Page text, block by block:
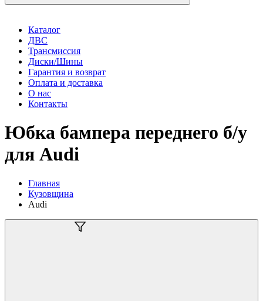
Каталог
ДВС
Трансмиссия
Диски/Шины
Гарантия и возврат
Оплата и доставка
О нас
Контакты
Юбка бампера переднего б/у
для Audi
Главная
Кузовщина
Audi